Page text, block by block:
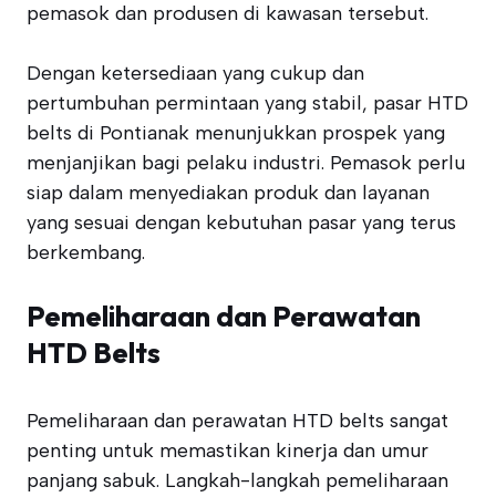
pemasok dan produsen di kawasan tersebut.
Dengan ketersediaan yang cukup dan
pertumbuhan permintaan yang stabil, pasar HTD
belts di Pontianak menunjukkan prospek yang
menjanjikan bagi pelaku industri. Pemasok perlu
siap dalam menyediakan produk dan layanan
yang sesuai dengan kebutuhan pasar yang terus
berkembang.
Pemeliharaan dan Perawatan
HTD Belts
Pemeliharaan dan perawatan HTD belts sangat
penting untuk memastikan kinerja dan umur
panjang sabuk. Langkah-langkah pemeliharaan